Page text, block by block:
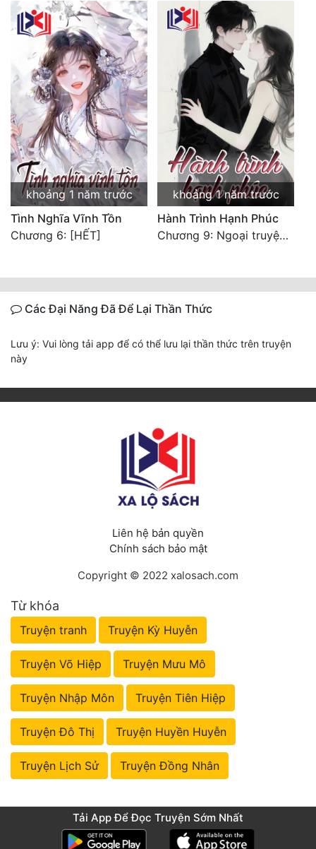
khoảng 1 năm trước
Tình Nghĩa Vĩnh Tồn
Chương 6: [HẾT]
khoảng 1 năm trước
Hành Trình Hạnh Phúc
Chương 9: Ngoại truyện - Tạ Thần
Các Đại Năng Đã Để Lại Thần Thức
Lưu ý: Vui lòng tải app để có thể lưu lại thần thức trên truyện
này
Liên hệ bản quyền
Chính sách bảo mật
Copyright © 2022 xalosach.com
Từ khóa
Truyện tranh Truyện Kỳ Huyễn
Truyện Võ Hiệp Truyện Mưu Mô
Truyện Nhập Môn Truyện Tiên Hiệp
Truyện Đô Thị Truyện Huyền Huyễn
Truyện Lịch Sử Truyện Đồng Nhân
Tải App Để Đọc Truyện Sớm Nhất